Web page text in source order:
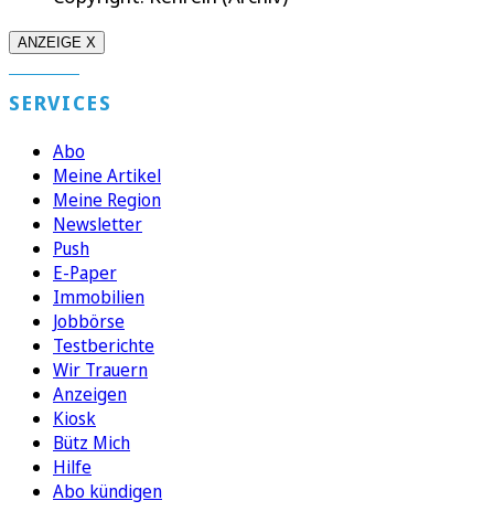
ANZEIGE X
SERVICES
Abo
Meine Artikel
Meine Region
Newsletter
Push
E-Paper
Immobilien
Jobbörse
Testberichte
Wir Trauern
Anzeigen
Kiosk
Bütz Mich
Hilfe
Abo kündigen